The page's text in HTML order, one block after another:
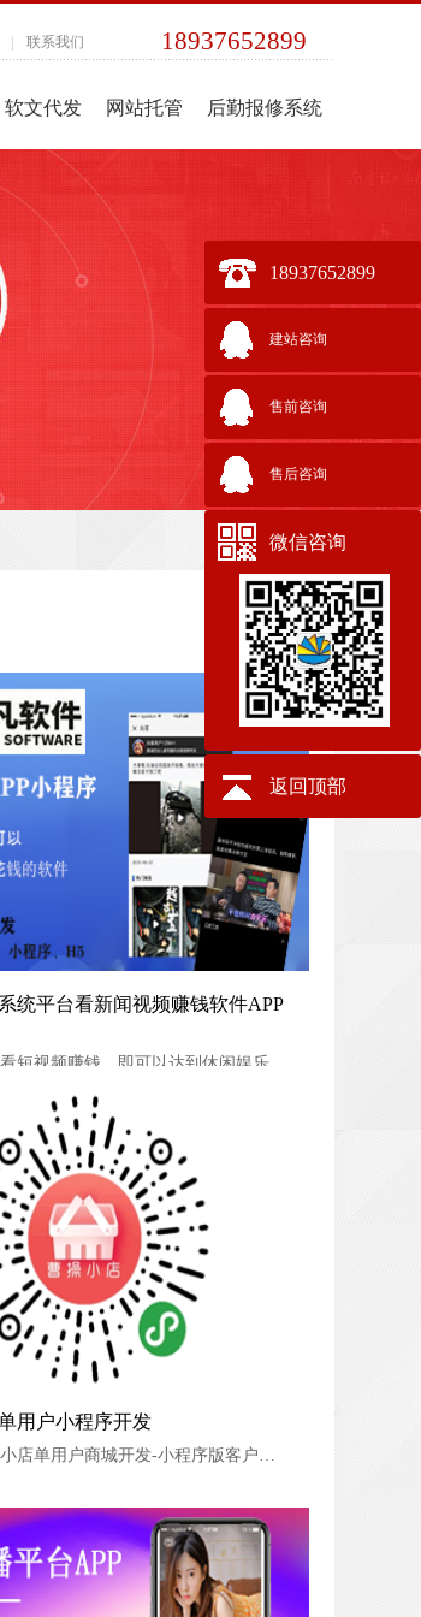
联系我们 18937652899
软文代发 网站托管 后勤报修系统
平台看新闻视频赚钱软件APP小程序定制
统平台看新闻视频赚钱软件APP
户小程序开发
用户小程序开发
项目名称：曹操小店单用户商城开发-小程序版客户名称：
18937652899
建站咨询
售前咨询
售后咨询
微信咨询
返回顶部